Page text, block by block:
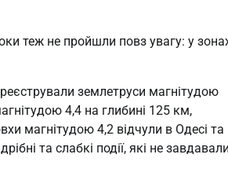
теж не пройшли повз увагу: у
землетруси магнітудою
4,4 на глибині 125 км,
магнітудою 4,2 відчули в Одесі та
та слабкі події, які не завдавали